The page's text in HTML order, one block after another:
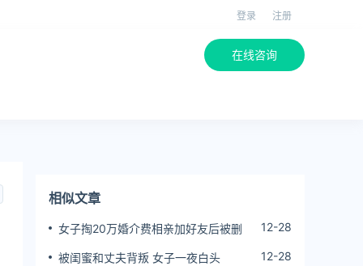
登录 注册
在线咨询
相似文章
女子掏20万婚介费相亲加好友后被删 12-28
被闺蜜和丈夫背叛 女子一夜白头 12-28